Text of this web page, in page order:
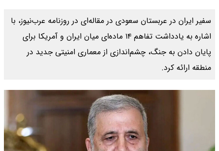
سفیر ایران در عربستان سعودی در مقاله‌ای در روزنامه عرب‌نیوز، با
اشاره به یادداشت تفاهم ۱۴ ماده‌ای میان ایران و آمریکا برای
پایان دادن به جنگ، چشم‌اندازی از معماری امنیتی جدید در
منطقه ارائه کرد.